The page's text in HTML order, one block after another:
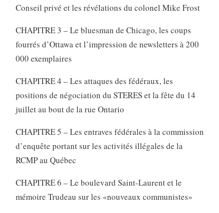
Conseil privé et les révélations du colonel Mike Frost
CHAPITRE 3 – Le bluesman de Chicago, les coups
fourrés d’Ottawa et l’impression de newsletters à 200
000 exemplaires
CHAPITRE 4 – Les attaques des fédéraux, les
positions de négociation du STERES et la fête du 14
juillet au bout de la rue Ontario
CHAPITRE 5 – Les entraves fédérales à la commission
d’enquête portant sur les activités illégales de la
RCMP au Québec
CHAPITRE 6 – Le boulevard Saint-Laurent et le
mémoire Trudeau sur les «nouveaux communistes»